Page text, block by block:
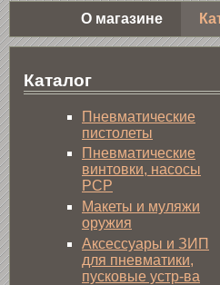
О магазине
Каталог
Пнев­ма­ти­чес­кие
пистолеты
Пневматические
винтовки, насосы
PCP
Макеты и муляжи
оружия
Аксессуары и ЗИП
для пневматики,
пусковые устр-ва